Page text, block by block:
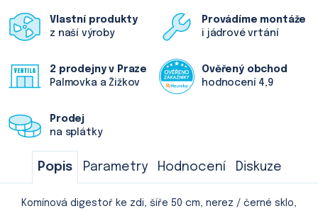
Vlastní produkty
z naší výroby
Provádíme montáže
i jádrové vrtání
2 prodejny v Praze
Palmovka a Žižkov
Ověřený obchod
hodnocení 4,9
Prodej
na splátky
Popis Parametry Hodnocení Diskuze
Komínová digestoř ke zdi, šíře 50 cm, nerez / černé sklo,